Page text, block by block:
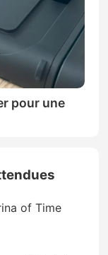
pour une
of Time